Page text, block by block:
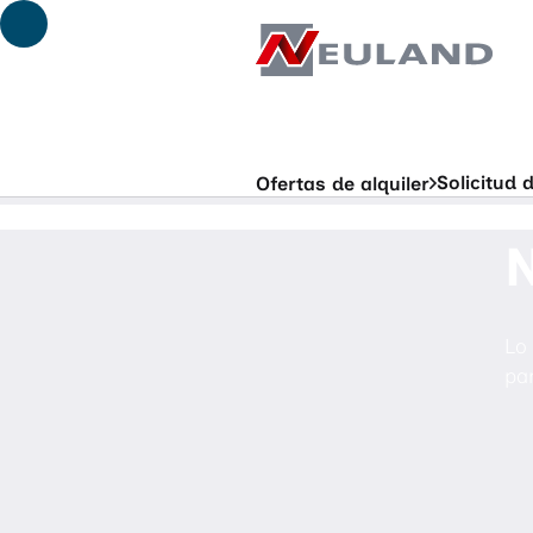
Ir al contenido principal
Ofertas de alquiler Solicitud